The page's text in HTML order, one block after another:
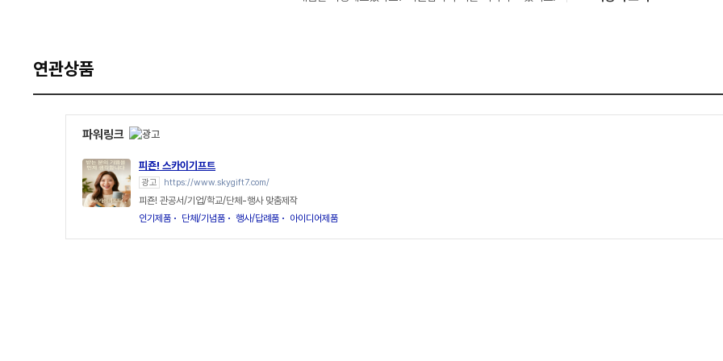
연관상품
파워링크
피죤! 스카이기프트
광고 https://www.skygift7.com/
피죤! 관공서/기업/학교/단체-행사 맞춤제작
인기제품
단체/기념품 행사/답례품 아이디어제품